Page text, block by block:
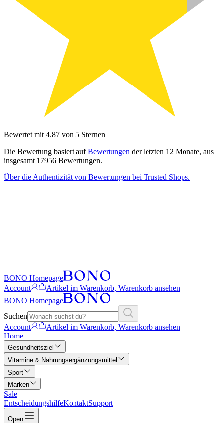
Bewertet mit 4.87 von 5 Sternen
Die Bewertung basiert aufBewertungen der letzten 12 Monate, aus
insgesamt 17956 Bewertungen.
Über die Authentizität von Bewertungen bei Trusted Shops.
BONO Homepage
Account
Artikel im Warenkorb, Warenkorb ansehen
BONO Homepage
Suchen
Account
Artikel im Warenkorb, Warenkorb ansehen
Home
Gesundheitsziel
Vitamine & Nahrungsergänzungsmittel
Sport
Marken
Sale
EntscheidungshilfeKontaktSupport
Open